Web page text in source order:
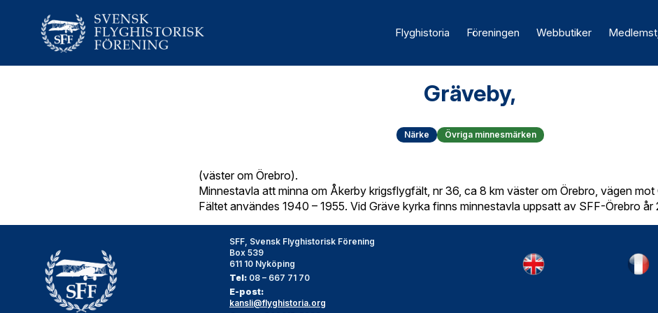
Flyghistoria Föreningen Webbutiker
Gräveby,
Närke Övriga minnesmärken
(väster om Örebro).
Minnestavla att minna om Åkerby krigsflygfält, nr 36, ca 8 km väster om Örebro, vägen mot
Fältet användes 1940 – 1955. Vid Gräve kyrka finns minnestavla uppsatt av SFF-Örebro år
SFF, Svensk Flyghistorisk Förening
Box 539
611 10 Nyköping
Tel: 08 – 667 71 70
E-post:
kansli@flyghistoria.org